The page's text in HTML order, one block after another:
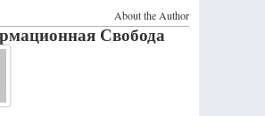
About the Author
Свобода